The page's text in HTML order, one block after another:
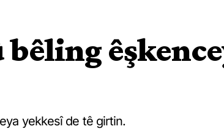
yekkesî de tê girtin.